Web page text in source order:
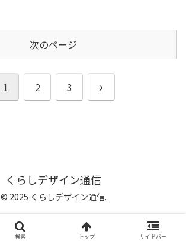
次のページ
1 2 3
次
くらしデザイン通信
© 2025 くらしデザイン通信.
検索 トップ サイドバー
特定商取引法に基づく表記